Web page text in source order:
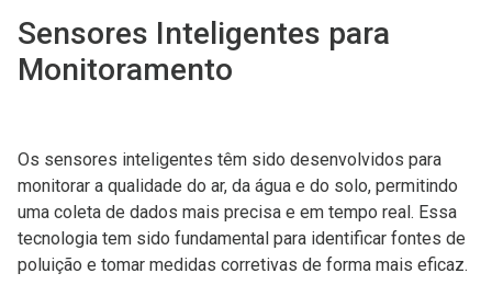
Sensores Inteligentes para
Monitoramento
Os sensores inteligentes têm sido desenvolvidos para
monitorar a qualidade do ar, da água e do solo, permitindo
uma coleta de dados mais precisa e em tempo real. Essa
tecnologia tem sido fundamental para identificar fontes de
poluição e tomar medidas corretivas de forma mais eficaz.